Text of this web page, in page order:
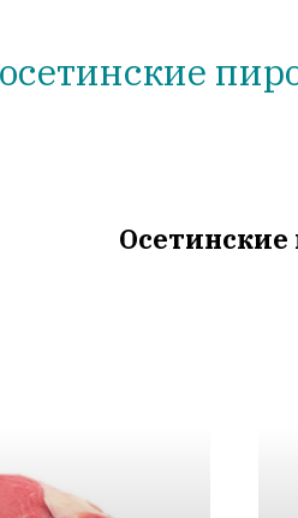
осетинские
Осетинские